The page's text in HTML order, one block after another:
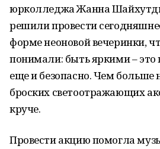
юрколледжа Жанна
решили провести
форме неоновой вечеринки,
понимали: быть яркими – это
еще и безопасно. Чем больше
броских светоотражающих
круче.
Провести акцию помогла